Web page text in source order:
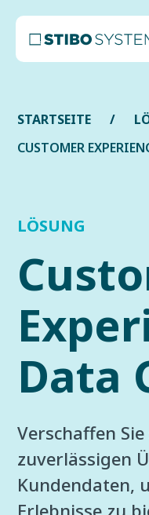
STARTSEITE
CUSTOMER
LÖSUNG
Data
Verschaffen
zuverlässigen
Kundendaten,
Erlebnisse zu